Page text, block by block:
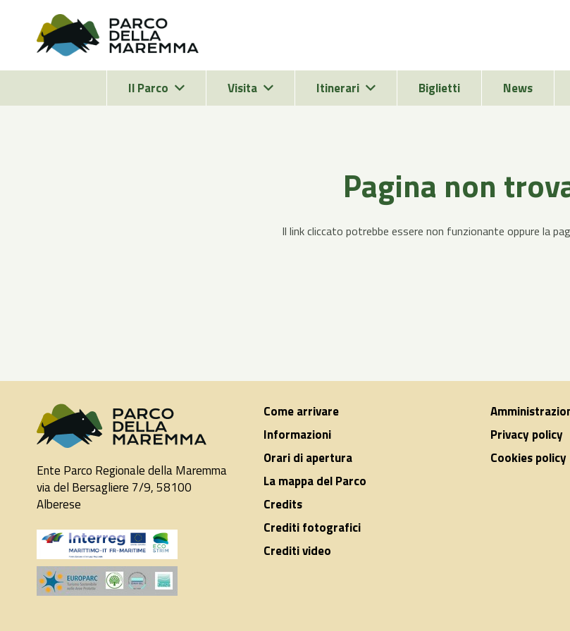
Il Parco Visita Itinerari Biglietti News
Pagina non
Il link cliccato potrebbe essere non funzionante oppure la
Ente Parco Regionale della Maremma
via del Bersagliere 7/9, 58100
Alberese
Come arrivare
Informazioni
Orari di apertura
La mappa del Parco
Credits
Crediti fotografici
Crediti video
Privacy policy
Cookies policy